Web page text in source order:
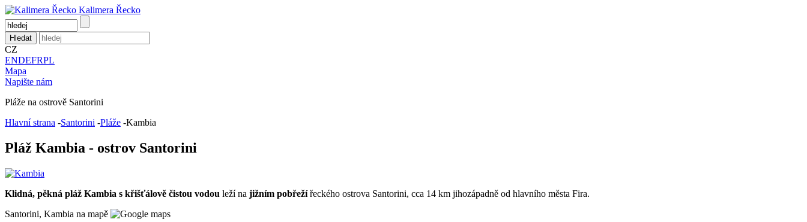
Kalimera Řecko
CZ
ENDEFRPL
Mapa
Napište nám
Pláže na ostrově Santorini
Hlavní strana -Santorini -Pláže -Kambia
Pláž Kambia - ostrov Santorini
Klidná, pěkná pláž Kambia s křišťálově čistou vodou leží na jižním pobřežířeckého ostrova Santorini, cca 14 km jihozápadně od hlavního města Fira.
Santorini, Kambia na mapě